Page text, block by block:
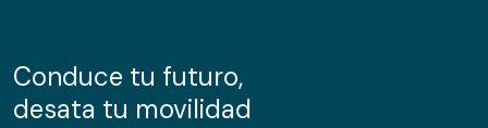
información sobre el uso que haga del sitio web con
nuestros partners de redes sociales, publicidad y análisis
Conduce tu futuro,
desata tu movilidad